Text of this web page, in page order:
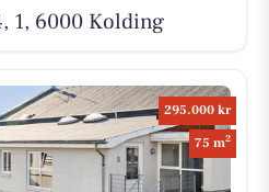
1, 6000 Kolding
295.000 kr
75 m2